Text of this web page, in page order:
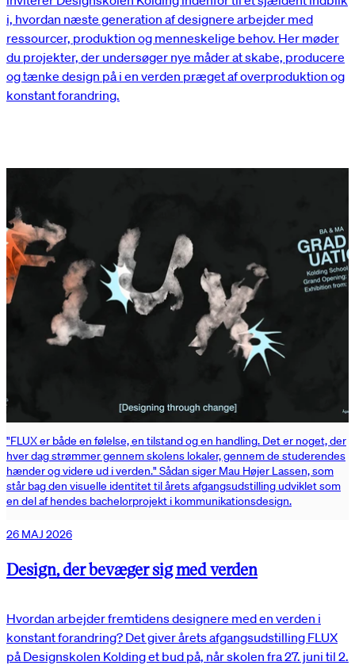
i, hvordan næste generation af designere arbejder med
ressourcer, produktion og menneskelige behov. Her møder
du projekter, der undersøger nye måder at skabe, producere
og tænke design på i en verden præget af overproduktion og
konstant forandring.
"FLUX er både en følelse, en tilstand og en handling. Det er noget, der
hver dag strømmer gennem skolens lokaler, gennem de studerendes
hænder og videre ud i verden." Sådan siger Mau Højer Lassen, som
står bag den visuelle identitet til årets afgangsudstilling udviklet som
en del af hendes bachelorprojekt i kommunikationsdesign.
26 MAJ 2026
Design, der bevæger sig med verden
Hvordan arbejder fremtidens designere med en verden i
konstant forandring? Det giver årets afgangsudstilling FLUX
på Designskolen Kolding et bud på, når skolen fra 27. juni til 2.